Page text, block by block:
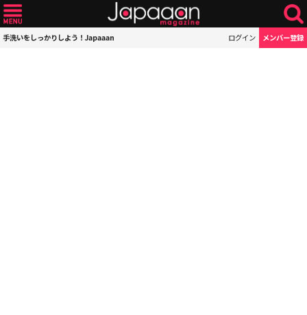
手洗いをしっかりしよう！Japaaan ログイン メンバー登録